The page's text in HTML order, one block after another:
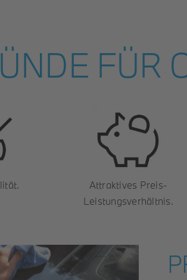
FÜR
Attraktives Preis-
Leistungsverhältnis.